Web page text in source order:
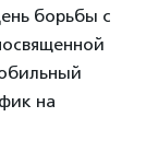
борьбы с
на